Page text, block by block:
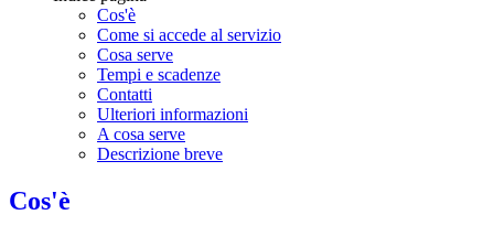
Cos'è
Come si accede al servizio
Cosa serve
Tempi e scadenze
Contatti
Ulteriori informazioni
A cosa serve
Descrizione breve
Cos'è